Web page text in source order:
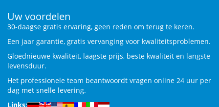
Uw voordelen
30-daagse gratis ervaring, geen reden om terug te keren.
Een jaar garantie, gratis vervanging voor kwaliteitsproblemen.
Gloednieuwe kwaliteit, laagste prijs, beste kwaliteit en langste
levensduur.
Het professionele team beantwoordt vragen online 24 uur per
dag met snelle levering.
Links: